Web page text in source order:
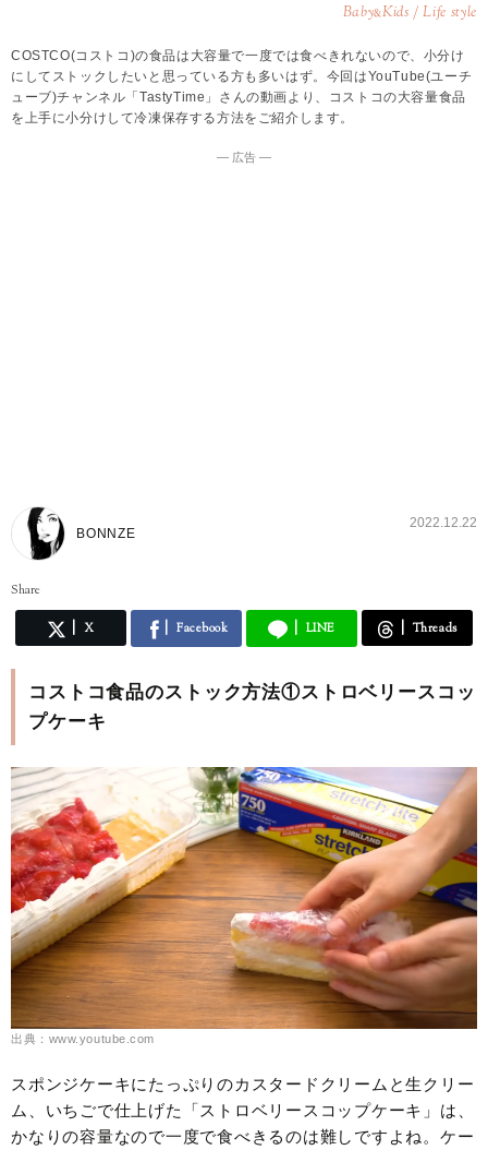
Baby&Kids / Life style
COSTCO(コストコ)の食品は大容量で一度では食べきれないので、小分け
にしてストックしたいと思っている方も多いはず。今回はYouTube(ユーチ
ューブ)チャンネル「TastyTime」さんの動画より、コストコの大容量食品
を上手に小分けして冷凍保存する方法をご紹介します。
― 広告 ―
BONNZE
2022.12.22
Share
X Facebook LINE Threads
コストコ食品のストック方法①ストロベリースコッ
プケーキ
出典：www.youtube.com
スポンジケーキにたっぷりのカスタードクリームと生クリー
ム、いちごで仕上げた「ストロベリースコップケーキ」は、
かなりの容量なので一度で食べきるのは難しですよね。ケー